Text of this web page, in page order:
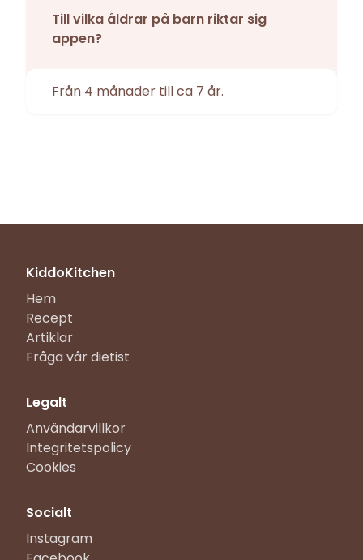
Till vilka åldrar på barn riktar sig
appen?
Från 4 månader till ca 7 år.
KiddoKitchen
Hem
Recept
Artiklar
Fråga vår dietist
Legalt
Användarvillkor
Integritetspolicy
Cookies
Socialt
Instagram